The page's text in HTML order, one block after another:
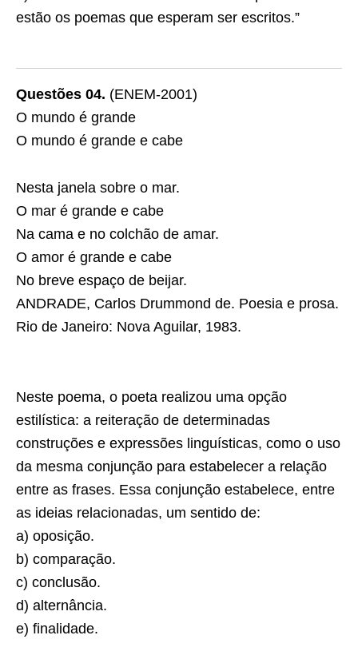
estão os poemas que esperam ser escritos.”
Questões 04. (ENEM-2001)
O mundo é grande
O mundo é grande e cabe
Nesta janela sobre o mar.
O mar é grande e cabe
Na cama e no colchão de amar.
O amor é grande e cabe
No breve espaço de beijar.
ANDRADE, Carlos Drummond de. Poesia e prosa.
Rio de Janeiro: Nova Aguilar, 1983.
Neste poema, o poeta realizou uma opção
estilística: a reiteração de determinadas
construções e expressões linguísticas, como o uso
da mesma conjunção para estabelecer a relação
entre as frases. Essa conjunção estabelece, entre
as ideias relacionadas, um sentido de:
a) oposição.
b) comparação.
c) conclusão.
d) alternância.
e) finalidade.